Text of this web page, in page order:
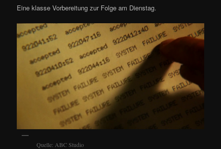
Eine klasse Vorbereitung zur Folge am Dienstag.
Quelle: ABC Studio